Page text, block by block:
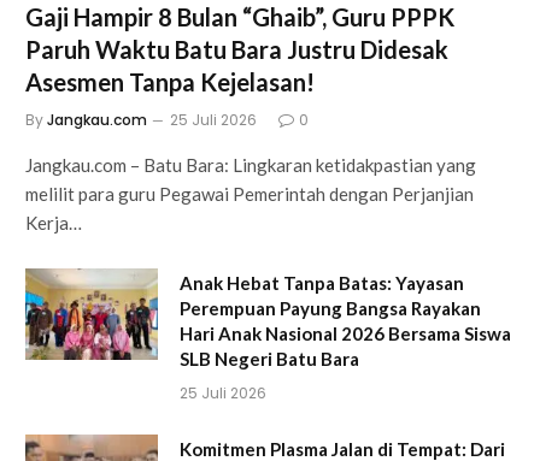
Gaji Hampir 8 Bulan “Ghaib”, Guru PPPK
Paruh Waktu Batu Bara Justru Didesak
Asesmen Tanpa Kejelasan!
ByJangkau.com 25 Juli 2026 0
Jangkau.com – Batu Bara: Lingkaran ketidakpastian yang
melilit para guru Pegawai Pemerintah dengan Perjanjian
Kerja…
Anak Hebat Tanpa Batas: Yayasan
Perempuan Payung Bangsa Rayakan
Hari Anak Nasional 2026 Bersama Siswa
SLB Negeri Batu Bara
25 Juli 2026
Komitmen Plasma Jalan di Tempat: Dari